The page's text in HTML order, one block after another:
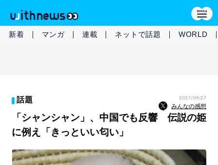
新着 マンガ 連載 ネットで話題 WORLD
話題 2017/09/27
みんなの感想
「シャンシャン」、中国でも反響 伝説の姫
に例え「きっといい匂い」